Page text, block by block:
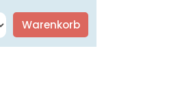
Warenkorb